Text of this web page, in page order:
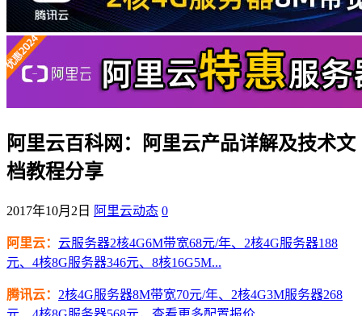
阿里云百科网：阿里云产品详解及技术文
档教程分享
2017年10月2日 阿里云动态 0
阿里云： 云服务器2核4G6M带宽68元/年、2核4G服务器188
元、4核8G服务器346元、8核16G5M...
腾讯云： 2核4G服务器8M带宽70元/年、2核4G3M服务器268